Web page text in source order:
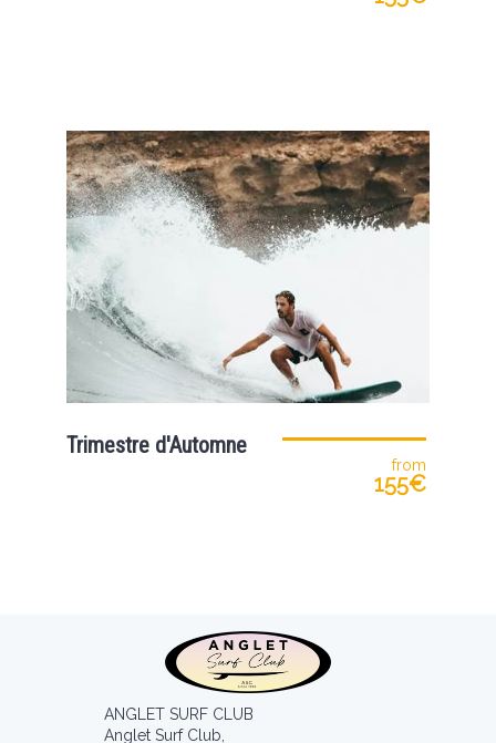
Trimestre d'Automne
from
155€
ANGLET SURF CLUB
Anglet Surf Club,